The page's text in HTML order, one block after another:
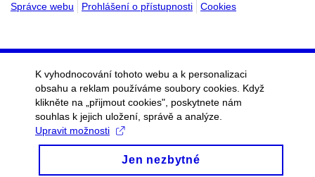
Správce webu
Prohlášení o přístupnosti Cookies
K vyhodnocování tohoto webu a k personalizaci
obsahu a reklam používáme soubory cookies. Když
klikněte na „přijmout cookies", poskytnete nám
souhlas k jejich uložení, správě a analýze.
Upravit možnosti
Jen nezbytné